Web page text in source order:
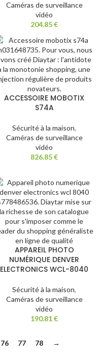
Caméras de surveillance
vidéo
204.85€
ACCESSOIRE MOBOTIX
S74A
Sécurité à la maison,
Caméras de surveillance
vidéo
826.85€
APPAREIL PHOTO
NUMÉRIQUE DENVER
ELECTRONICS WCL-8040
Sécurité à la maison,
Caméras de surveillance
vidéo
190.81€
76 77 78 →